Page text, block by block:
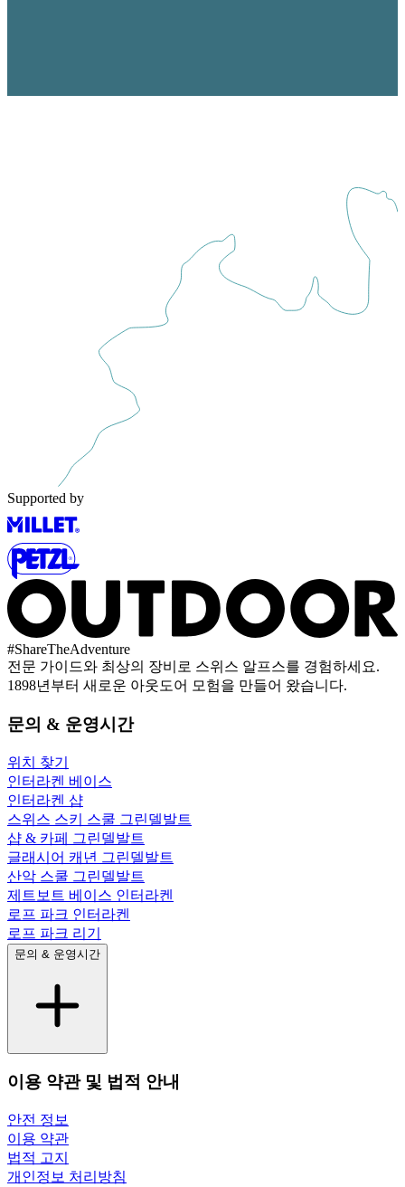
Supported by
#ShareTheAdventure
전문 가이드와 최상의 장비로 스위스 알프스를 경험하세요.
1898년부터 새로운 아웃도어 모험을 만들어 왔습니다.
문의 & 운영시간
위치 찾기
인터라켄 베이스
인터라켄 샵
스위스 스키 스쿨 그린델발트
샵 & 카페 그린델발트
글래시어 캐년 그린델발트
산악 스쿨 그린델발트
제트보트 베이스 인터라켄
로프 파크 인터라켄
로프 파크 리기
문의 & 운영시간
이용 약관 및 법적 안내
안전 정보
이용 약관
법적 고지
개인정보 처리방침